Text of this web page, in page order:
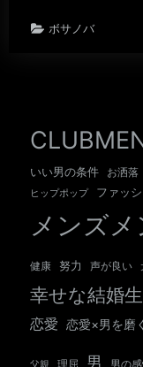
ボサノバ
いい男の条件 お洒落
ヒップポップ ファッ
メンズメ
健康 努力 声が良い
幸せな結婚
恋愛 恋愛×男を磨く
父親 理屈 男 男の